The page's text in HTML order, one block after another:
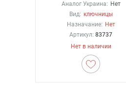
Аналог Украина: Нет
Вид: ключницы
Назначание: Нет
Артикул: 83737
Нет в наличии